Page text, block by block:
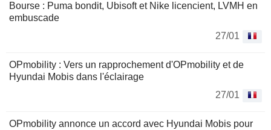
Bourse : Puma bondit, Ubisoft et Nike licencient, LVMH en
embuscade
27/01
OPmobility : Vers un rapprochement d'OPmobility et de
Hyundai Mobis dans l'éclairage
27/01
OPmobility annonce un accord avec Hyundai Mobis pour